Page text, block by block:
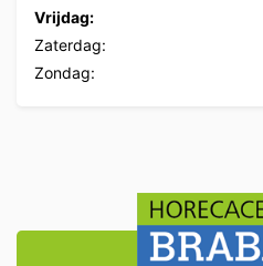
Vrijdag:
Zaterdag:
Zondag: